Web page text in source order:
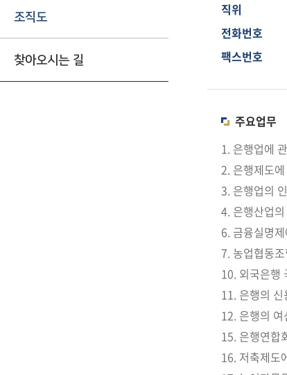
조직도
찾아오시는 길
직위
전화번호
팩스번호
주요업무
1. 은행업에
2. 은행제도
3. 은행업의
4. 은행산업
6. 금융실명
7. 농업협동
10. 외국은행
11. 은행의
12. 은행의
15. 은행연합
16. 저축제도